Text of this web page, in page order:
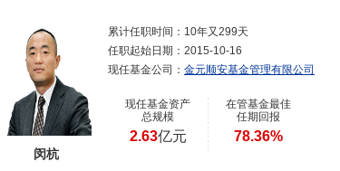
闵杭
累计任职时间： 10年又299天
任职起始日期： 2015-10-16
现任基金公司： 金元顺安基金管理有限公司
现任基金资产
总规模
2.63亿元
在管基金最佳
任期回报
78.36%